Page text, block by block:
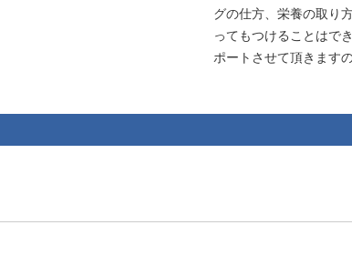
グの仕方、栄養の取り
ってもつけることはで
ポートさせて頂きます